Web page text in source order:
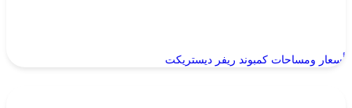
أسعار ومساحات كمبوند ريفر ديستريكت